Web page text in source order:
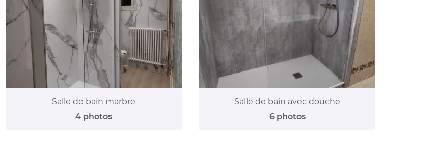
Salle de bain marbre
4 photos
Salle de bain avec douche
6 photos